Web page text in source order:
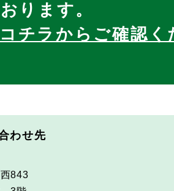
ります。
チラからご確認
わせ先
843